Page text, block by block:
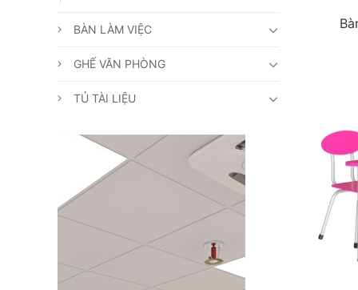
BÀN LÀM VIỆC
GHẾ VĂN PHÒNG
TỦ TÀI LIỆU